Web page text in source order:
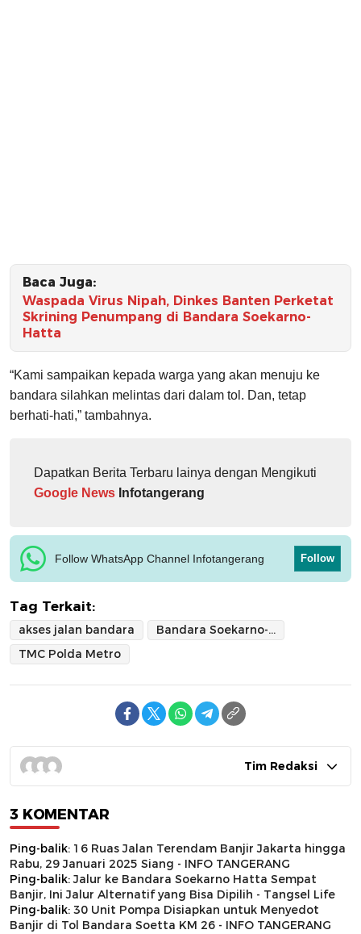
Baca Juga:
Waspada Virus Nipah, Dinkes Banten Perketat
Skrining Penumpang di Bandara Soekarno-
Hatta
“Kami sampaikan kepada warga yang akan menuju ke
bandara silahkan melintas dari dalam tol. Dan, tetap
berhati-hati,” tambahnya.
Dapatkan Berita Terbaru lainya dengan Mengikuti
Google News Infotangerang
Follow WhatsApp Channel Infotangerang Follow
Tag Terkait:
akses jalan bandara
Bandara Soekarno-Hatta
TMC Polda Metro
Tim Redaksi
3 KOMENTAR
Ping-balik: 16 Ruas Jalan Terendam Banjir Jakarta hingga
Rabu, 29 Januari 2025 Siang - INFO TANGERANG
Ping-balik:Jalur ke Bandara Soekarno Hatta Sempat
Banjir, Ini Jalur Alternatif yang Bisa Dipilih - Tangsel Life
Ping-balik: 30 Unit Pompa Disiapkan untuk Menyedot
Banjir di Tol Bandara Soetta KM 26 - INFO TANGERANG